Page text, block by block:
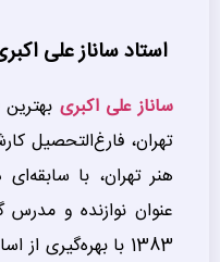
استاد ساناز علی
ساناز علی اکبری
تهران، فارغ‌التحصیل
هنر تهران، با
عنوان نوازنده و مدرس
1383 با بهره‌گیری